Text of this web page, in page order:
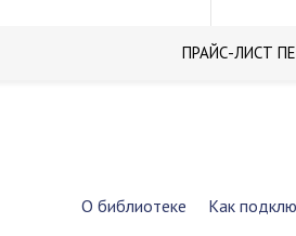
ПРАЙС-ЛИСТ
О библиотеке Как